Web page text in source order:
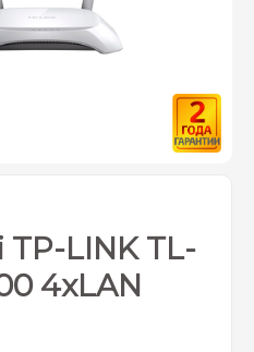
TP-LINK TL-
4xLAN